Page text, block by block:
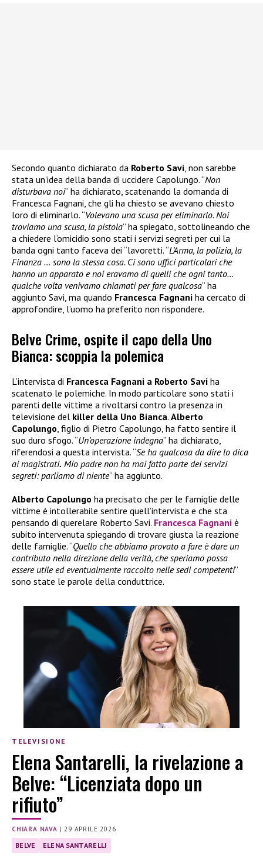
Secondo quanto dichiarato da Roberto Savi, non sarebbe
stata un’idea della banda di uccidere Capolungo. “Non
disturbava noi” ha dichiarato, scatenando la domanda di
Francesca Fagnani, che gli ha chiesto se avevano chiesto
loro di eliminarlo. “Volevano una scusa per eliminarlo. Noi
troviamo una scusa, la pistola” ha spiegato, sottolineando che
a chiedere l’omicidio sono stati i servizi segreti per cui la
banda ogni tanto faceva dei “lavoretti. “L’Arma, la polizia, la
Finanza … sono la stessa cosa. Ci sono uffici particolari che
hanno un apparato e noi eravamo di quelli che ogni tanto…
qualche volta venivamo chiamati per fare qualcosa” ha
aggiunto Savi, ma quando Francesca Fagnani ha cercato di
approfondire, l’uomo ha preferito non rispondere.
Belve Crime, ospite il capo della Uno
Bianca: scoppia la polemica
L’intervista di Francesca Fagnani a Roberto Savi ha
scatenato le polemiche. In modo particolare sono stati i
parenti delle vittime a rivoltarsi contro la presenza in
televisione del killer della Uno Bianca. Alberto
Capolungo , figlio di Pietro Capolungo, ha fatto sentire il
suo duro sfogo. “Un’operazione indegna” ha dichiarato,
riferendosi a questa intervista. “Se ha qualcosa da dire lo dica
ai magistrati. Mio padre non ha mai fatto parte dei servizi
segreti: parliamo di niente” ha aggiunto.
Alberto Capolungo ha precisato che per le famiglie delle
vittime è intollerabile sentire quell’intervista e che sta
pensando di querelare Roberto Savi. Francesca Fagnani è
subito intervenuta spiegando di trovare giusta la reazione
delle famiglie. “Quello che abbiamo provato a fare è dare un
contributo nella direzione della verità, che speriamo possa
essere utile ed eventualmente raccolto nelle sedi competenti”
sono state le parole della conduttrice.
TELEVISIONE
Elena Santarelli, la rivelazione a
Belve: “Licenziata dopo un
rifiuto”
CHIARA NAVA |29 APRILE 2026
BELVE ELENA SANTARELLI